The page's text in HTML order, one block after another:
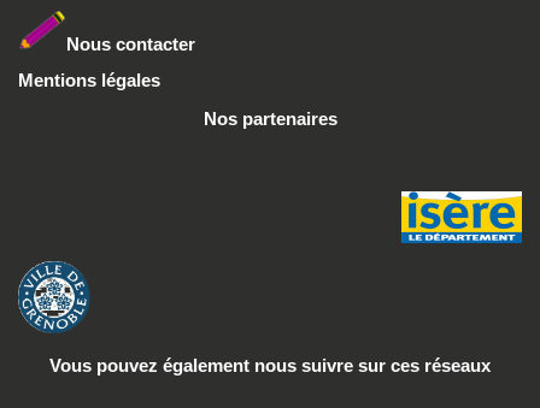
Nous contacter
Mentions légales
Nos partenaires
Vous pouvez également nous suivre sur ces réseaux